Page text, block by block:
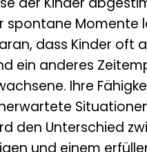
spontane Momente
dass Kinder oft
ein anderes
Ihre
den Unterschied
und einem